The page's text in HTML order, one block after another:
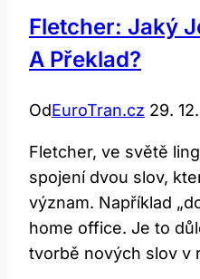
Fletcher: Jaký
A Překlad?
OdEuroTran.cz 29.
Fletcher, ve světě
spojení dvou slov,
význam. Například
home office. Je to
tvorbě nových slov v